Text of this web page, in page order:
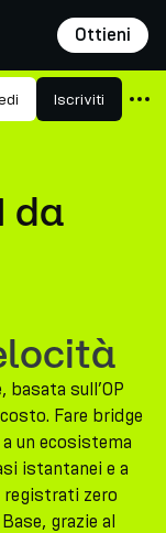
Ottieni
Iscriviti
da
basata sull’OP
Fare bridge
un ecosistema
istantanei e a
registrati zero
grazie al